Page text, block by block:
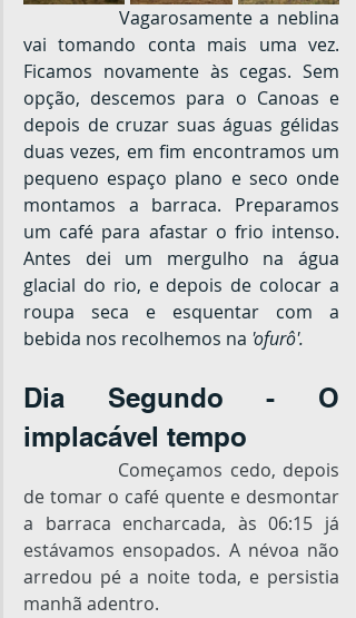
vai tomando conta mais uma vez.
Ficamos novamente às cegas. Sem
opção, descemos para o Canoas e
depois de cruzar suas águas gélidas
duas vezes, em fim encontramos um
pequeno espaço plano e seco onde
montamos a barraca. Preparamos
um café para afastar o frio intenso.
Antes dei um mergulho na água
glacial do rio, e depois de colocar a
roupa seca e esquentar com a
bebida nos recolhemos na 'ofurô'.
Dia Segundo - O
implacável tempo
Começamos cedo, depois
de tomar o café quente e desmontar
a barraca encharcada, às 06:15 já
estávamos ensopados. A névoa não
arredou pé a noite toda, e persistia
manhã adentro.